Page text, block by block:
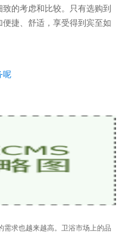
的考虑和比较。只有选购到
捷、舒适，享受得到宾至如
呢
求也越来越高。卫浴市场上的品